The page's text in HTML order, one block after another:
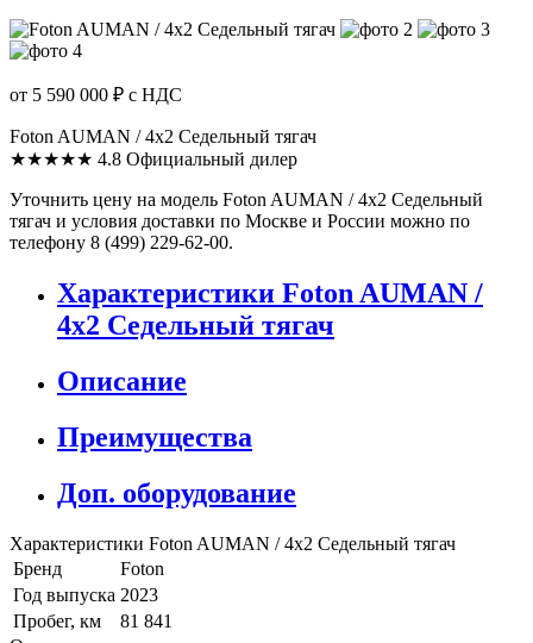
от 5 590 000 ₽ с НДС
Foton AUMAN / 4x2 Седельный тягач
★★★★★ 4.8 Официальный дилер
Уточнить цену на модель Foton AUMAN / 4x2 Седельный
тягач и условия доставки по Москве и России можно по
телефону 8 (499) 229-62-00.
Характеристики Foton AUMAN /
4x2 Седельный тягач
Описание
Преимущества
Доп. оборудование
Характеристики Foton AUMAN / 4x2 Седельный тягач
Бренд
Foton
Год выпуска 2023
Пробег, км
81 841